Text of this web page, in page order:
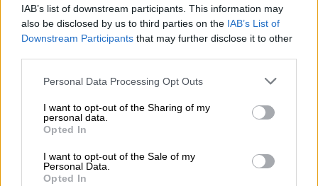
IAB’s list of downstream participants. This information may
also be disclosed by us to third parties on the IAB’s List of
Downstream Participants that may further disclose it to other
Please note that this website/app uses one or more Google
not limited to your visit or usage behaviour. You may click to
grant or deny consent to Google and its third-party tags to
use your data for below specified purposes in below Google
consent section.
Personal Data Processing Opt Outs
I want to opt-out of the Sharing of my
personal data.
Opted In
I want to opt-out of the Sale of my
Personal Data.
Opted In
video
Ισχυρές βροχοπτώσεις και χαλάζι σε
Λάρισα και Καστοριά
κακοκαιρία επηρέασε και τον νομό